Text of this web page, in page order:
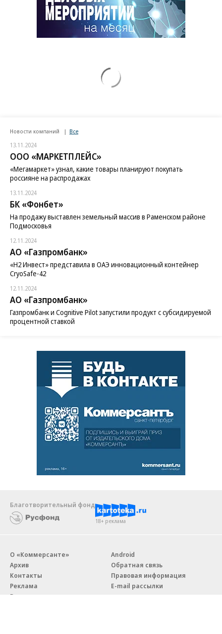
Новости компаний Все
13.11.2024
ООО «МАРКЕТПЛЕЙС»
«Мегамаркет» узнал, какие товары планируют покупать
россияне на распродажах
13.11.2024
БК «Фонбет»
На продажу выставлен земельный массив в Раменском районе
Подмосковья
12.11.2024
АО «Газпромбанк»
«H2 Инвест» представила в ОАЭ инновационный контейнер
CryoSafe-42
12.11.2024
АО «Газпромбанк»
Газпромбанк и Cognitive Pilot запустили продукт с субсидируемой
процентной ставкой
Благотворительный фонд
18+ реклама
О «Коммерсанте»
Архив
Контакты
Реклама
Вакансии
Android
Обратная связь
Правовая информация
E-mail рассылки